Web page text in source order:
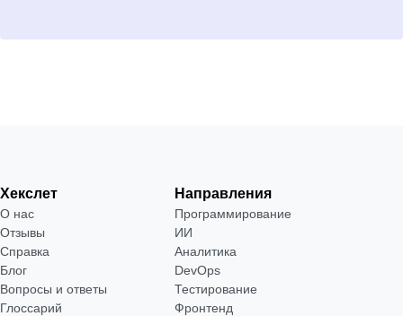
Хекслет
О нас
Отзывы
Справка
Блог
Вопросы и ответы
Глоссарий
Направления
Программирование
ИИ
Аналитика
DevOps
Тестирование
Фронтенд